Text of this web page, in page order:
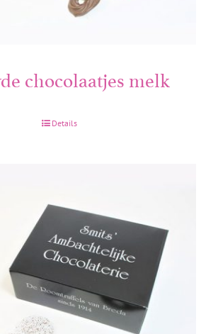
chocolaatjes melk
Details